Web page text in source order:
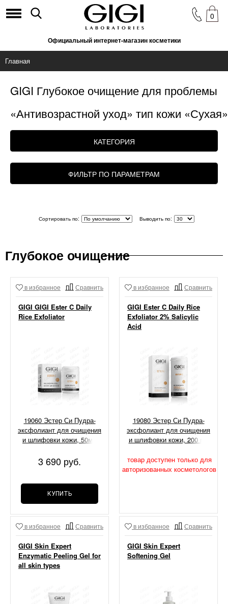
Официальный интернет-магазин косметики
0
Главная
КАТЕГОРИЯ
ФИЛЬТР ПО ПАРАМЕТРАМ
GIGI Глубокое очищение для проблемы
«Антивозрастной уход» тип кожи «Сухая»
Сортировать по: Выводить по:
Глубокое очищение
в избранное Сравнить
GIGI GIGI Ester C Daily
Rice Exfoliator
19060 Эстер Си Пудра-
эксфолиант для очищения
и шлифовки кожи, 50мл
3 690 руб.
КУПИТЬ
в избранное Сравнить
GIGI Ester C Daily Rice
Exfoliator 2% Salicylic
Acid
19080 Эстер Си Пудра-
эксфолиант для очищения
и шлифовки кожи, 200 мл
товар доступен только для
авторизованных косметологов
в избранное Сравнить
GIGI Skin Expert
Enzymatic Peeling Gel for
all skin types
в избранное Сравнить
GIGI Skin Expert
Softening Gel